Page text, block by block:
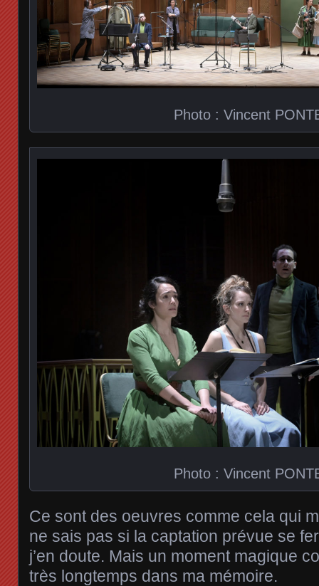
Photo : Vincent
Photo : Vincent
Ce sont des oeuvres comme cela qui
ne sais pas si la captation prévue se
j’en doute. Mais un moment magique
très longtemps dans ma mémoire.